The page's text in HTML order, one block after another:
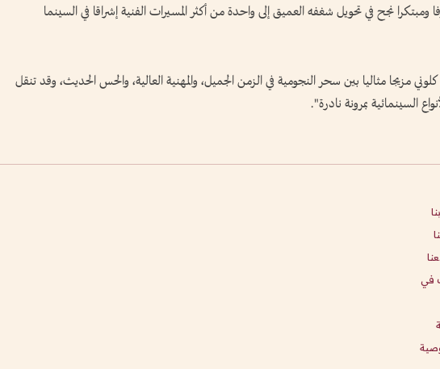
ومبتكرا نجح في تحويل شغفه العميق إلى واحدة من أكثر المسيرات الفنية إشراقا في السينما
مزيجا مثاليا بين سحر النجومية في الزمن الجميل، والمهنية العالية، والحس الحديث، وقد تنقل
السينمائية بمرونة نادرة".
في